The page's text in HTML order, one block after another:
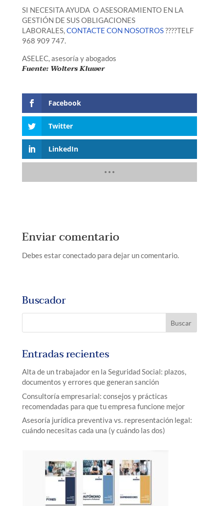
SI NECESITA AYUDA O ASESORAMIENTO EN LA
GESTIÓN DE SUS OBLIGACIONES
LABORALES,CONTACTE CON NOSOTROS????TELF
968 909 747.
ASELEC, asesoría y abogados
Fuente: Wolters Kluwer
Facebook
Twitter
LinkedIn
Enviar comentario
Debes estar conectado para dejar un comentario.
Buscador
Entradas recientes
Alta de un trabajador en la Seguridad Social: plazos,
documentos y errores que generan sanción
Consultoría empresarial: consejos y prácticas
recomendadas para que tu empresa funcione mejor
Asesoría jurídica preventiva vs. representación legal:
cuándo necesitas cada una (y cuándo las dos)